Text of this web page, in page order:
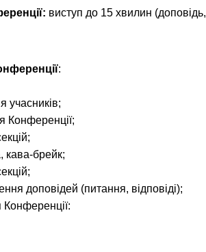
: виступ до 15 хвилин
:
учасників;
Конференції;
брейк;
доповідей (питання, відповіді);